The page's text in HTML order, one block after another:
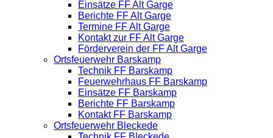
Einsätze FF Alt Garge
Berichte FF Alt Garge
Termine FF Alt Garge
Kontakt zur FF Alt Garge
Förderverein der FF Alt Garge
Ortsfeuerwehr Barskamp
Technik FF Barskamp
Feuerwehrhaus FF Barskamp
Einsätze FF Barskamp
Berichte FF Barskamp
Kontakt FF Barskamp
Ortsfeuerwehr Bleckede